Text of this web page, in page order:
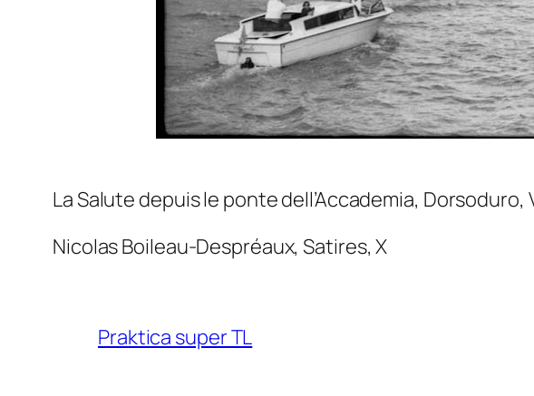
La Salute depuis le ponte dell’Accademia, Dorsoduro,
Nicolas Boileau-Despréaux,Satires, X
Praktica super TL